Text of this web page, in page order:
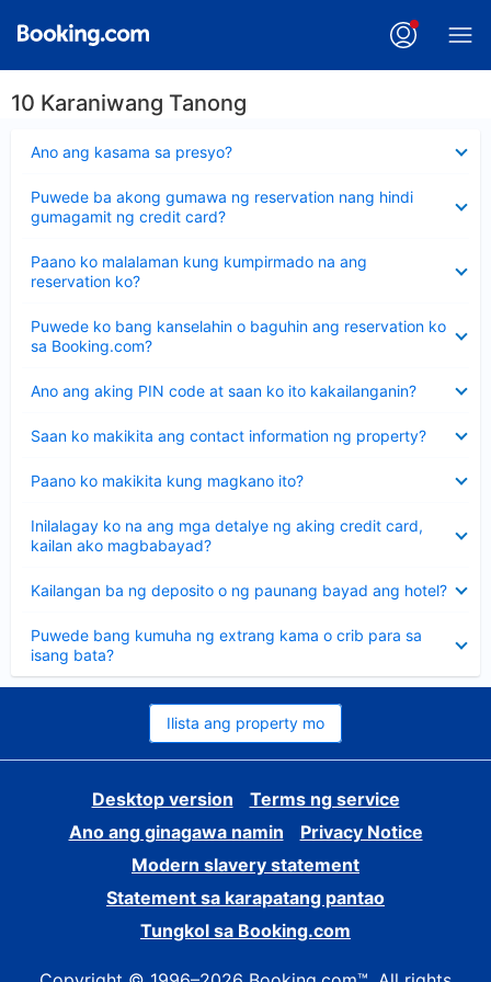
10 Karaniwang Tanong
Ano ang kasama sa presyo?
ang
Puwede ba akong gumawa ng reservation nang hindi
gumagamit ng credit card?
ang
sagot
Paano ko malalaman kung kumpirmado na ang
reservation ko?
ang
sagot
Puwede ko bang kanselahin o baguhin ang reservation ko
sa Booking.com?
ang
sagot
Ano ang aking PIN code at saan ko ito kakailanganin?
ang
Saan ko makikita ang contact information ng property?
ang
Paano ko makikita kung magkano ito?
ang
Inilalagay ko na ang mga detalye ng aking credit card,
kailan ako magbabayad?
ang
sagot
Kailangan ba ng deposito o ng paunang bayad ang hotel?
ang
Puwede bang kumuha ng extrang kama o crib para sa
isang bata?
ang
sagot
Ilista ang property mo
Desktop version
Terms ng service
Ano ang ginagawa namin
Privacy Notice
Modern slavery statement
Statement sa karapatang pantao
Tungkol sa Booking.com